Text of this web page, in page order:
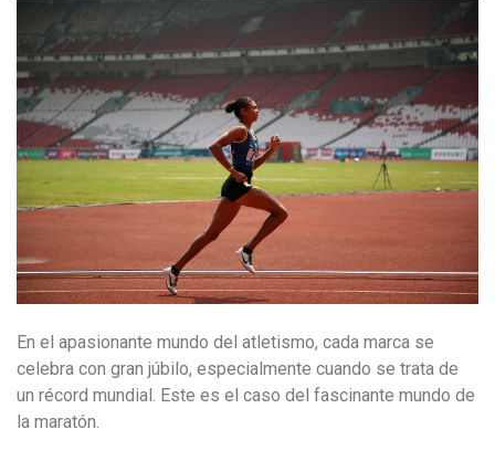
En el apasionante mundo del atletismo, cada marca se
celebra con gran júbilo, especialmente cuando se trata de
un récord mundial. Este es el caso del fascinante mundo de
la maratón.